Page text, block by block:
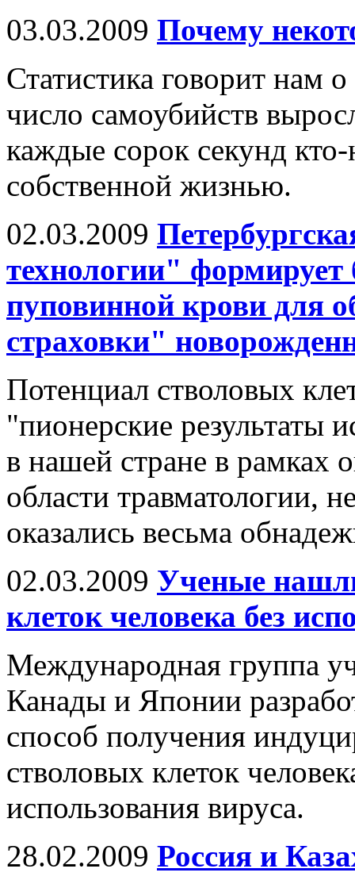
03.03.2009 Почему
Статистика говорит нам
число самоубийств
каждые сорок секунд
собственной жизнью.
02.03.2009
технологии" формирует
пуповинной крови для
страховки"
Потенциал стволовых
"пионерские результаты
в нашей стране в рамках
области травматологии,
оказались весьма
02.03.2009 Ученые
клеток человека без
Международная группа
Канады и Японии
способ получения
стволовых клеток
использования вируса.
28.02.2009 Россия и